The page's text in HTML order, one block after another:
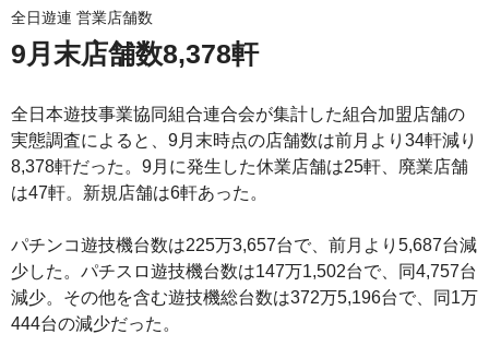
全日遊連 営業店舗数
9月末店舗数8,378軒
全日本遊技事業協同組合連合会が集計した組合加盟店舗の
実態調査によると、9月末時点の店舗数は前月より34軒減り
8,378軒だった。9月に発生した休業店舗は25軒、廃業店舗
は47軒。新規店舗は6軒あった。
パチンコ遊技機台数は225万3,657台で、前月より5,687台減
少した。パチスロ遊技機台数は147万1,502台で、同4,757台
減少。その他を含む遊技機総台数は372万5,196台で、同1万
444台の減少だった。